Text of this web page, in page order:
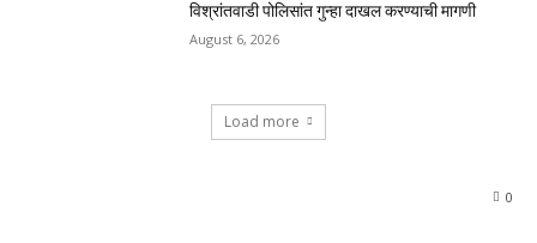
विश्रांतवाडी पोलिसांत गुन्हा दाखल करण्याची मागणी
August 6, 2026
Load more
0